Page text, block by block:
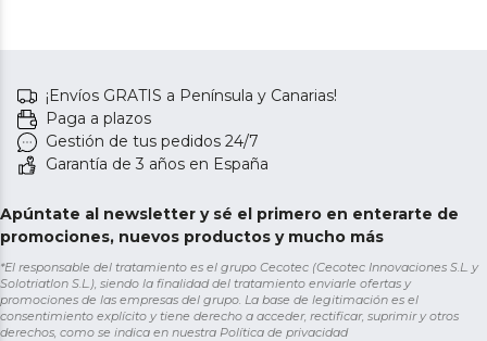
¡Envíos GRATIS a Península y Canarias!
Paga a plazos
Gestión de tus pedidos 24/7
Garantía de 3 años en España
Apúntate al newsletter y sé el primero en enterarte de
promociones, nuevos productos y mucho más
*El responsable del tratamiento es el grupo Cecotec (Cecotec Innovaciones S.L. y
Solotriatlon S.L.), siendo la finalidad del tratamiento enviarle ofertas y
promociones de las empresas del grupo. La base de legitimación es el
consentimiento explícito y tiene derecho a acceder, rectificar, suprimir y otros
derechos, como se indica en nuestra Política de privacidad